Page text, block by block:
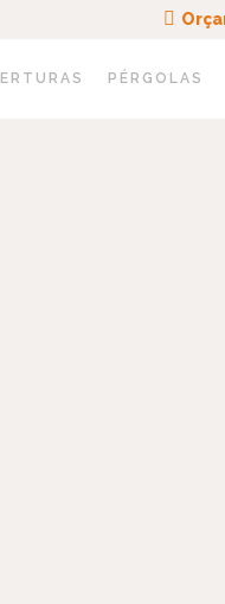
PÉRGOLAS